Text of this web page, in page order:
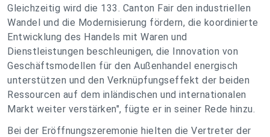
Gleichzeitig wird die 133. Canton Fair den industriellen
Wandel und die Modernisierung fördern, die koordinierte
Entwicklung des Handels mit Waren und
Dienstleistungen beschleunigen, die Innovation von
Geschäftsmodellen für den Außenhandel energisch
unterstützen und den Verknüpfungseffekt der beiden
Ressourcen auf dem inländischen und internationalen
Markt weiter verstärken", fügte er in seiner Rede hinzu.
Bei der Eröffnungszeremonie hielten die Vertreter der